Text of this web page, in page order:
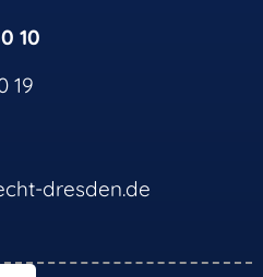
10
19
dresden.de